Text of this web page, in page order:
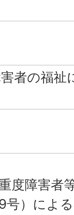
者の福祉
度障害者
号）によ